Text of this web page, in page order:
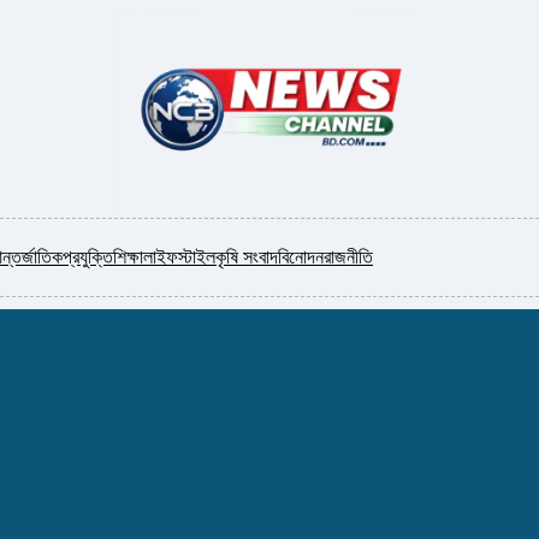
প্রযুক্তিশিক্ষালাইফস্টাইলকৃষি সংবাদবিনোদনরাজনীতি